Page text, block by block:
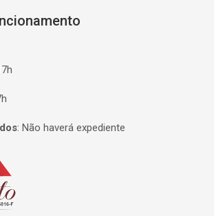
: Não haverá expediente